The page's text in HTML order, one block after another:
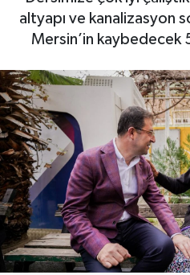
altyapı ve kanalizasyon
Mersin’in kaybedecek
Magazin
Gayrimenkul
Spor
Eğitim